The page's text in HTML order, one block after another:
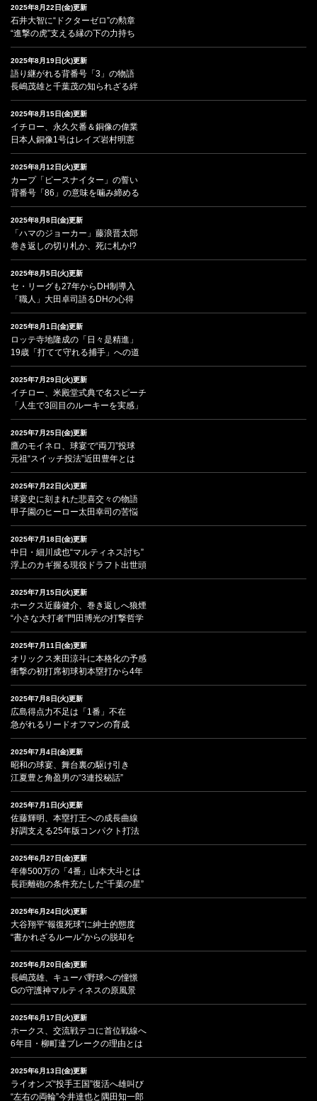
2025年8月22日(金)更新
石井大智に“ドクターゼロ”の勲章
“進撃の虎”支える縁の下の力持ち
2025年8月19日(火)更新
語り継がれる背番号「3」の物語
長嶋茂雄と千葉茂の知られざる絆
2025年8月15日(金)更新
イチロー、永久欠番＆銅像の偉業
日本人銅像1号はレイズ岩村明憲
2025年8月12日(火)更新
カープ「ピースナイター」の誓い
背番号「86」の意味を噛み締める
2025年8月8日(金)更新
「ハマのジョーカー」藤浪晋太郎
巻き返しの切り札か、死に札か!?
2025年8月5日(火)更新
セ・リーグも27年からDH制導入
「職人」大田卓司語るDHの心得
2025年8月1日(金)更新
ロッテ寺地隆成の「日々是精進」
19歳「打てて守れる捕手」への道
2025年7月29日(火)更新
イチロー、米殿堂式典で名スピーチ
「人生で3回目のルーキーを実感」
2025年7月25日(金)更新
鷹のモイネロ、球宴で“両刀”投球
元祖“スイッチ投法”近田豊年とは
2025年7月22日(火)更新
球宴史に刻まれた悲喜交々の物語
甲子園のヒーロー太田幸司の苦悩
2025年7月18日(金)更新
中日・細川成也“マルティネス討ち”
浮上のカギ握る現役ドラフト出世頭
2025年7月15日(火)更新
ホークス近藤健介、巻き返しへ狼煙
“小さな大打者”門田博光の打撃哲学
2025年7月11日(金)更新
オリックス来田涼斗に本格化の予感
衝撃の初打席初球初本塁打から4年
2025年7月8日(火)更新
広島得点力不足は「1番」不在
急がれるリードオフマンの育成
2025年7月4日(金)更新
昭和の球宴、舞台裏の駆け引き
江夏豊と角盈男の“3連投秘話”
2025年7月1日(火)更新
佐藤輝明、本塁打王への成長曲線
好調支える25年版コンパクト打法
2025年6月27日(金)更新
年俸500万の「4番」山本大斗とは
長距離砲の条件充たした“千葉の星”
2025年6月24日(火)更新
大谷翔平“報復死球”に紳士的態度
“書かれざるルール”からの脱却を
2025年6月20日(金)更新
長嶋茂雄、キューバ野球への憧憬
Gの守護神マルティネスの原風景
2025年6月17日(火)更新
ホークス、交流戦テコに首位戦線へ
6年目・柳町達ブレークの理由とは
2025年6月13日(金)更新
ライオンズ“投手王国”復活へ雄叫び
“左右の両輪”今井達也と隅田知一郎